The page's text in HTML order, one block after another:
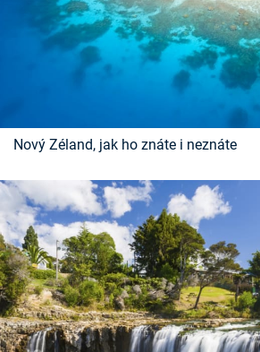
Nový Zéland, jak ho znáte i neznáte